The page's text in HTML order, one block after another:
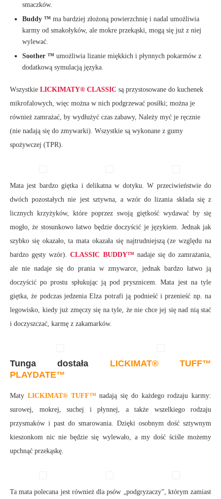
smaczków.
Buddy ™ ma bardziej złożoną powierzchnię i nadal umożliwia
karmy od smakołyków, ale mokre przekąski, mogą się już z niej
wylewać.
Soother ™ umożliwia lizanie miękkich i płynnych pokarmów z
dodatkową symulacją języka.
Wszystkie LICKIMATY® CLASSIC są przystosowane do kuchenek
mikrofalowych, więc można w nich podgrzewać posiłki; można je
również zamrażać, by wydłużyć czas zabawy, Należy myć je ręcznie
(nie nadają się do zmywarki). Wszystkie są wykonane z gumy
spożywczej (TPR).
Mata jest bardzo giętka i delikatna w dotyku. W przeciwieństwie do
dwóch pozostałych nie jest sztywna, a wzór do lizania składa się z
licznych krzyżyków, które poprzez swoją giętkość wydawać by się
mogło, że stosunkowo łatwo będzie doczyścić je językiem. Jednak jak
szybko się okazało, ta mata okazała się najtrudniejszą (ze względu na
bardzo gęsty wzór).CLASSIC BUDDY™nadaje się do zamrażania,
ale nie nadaje się do prania w zmywarce, jednak bardzo łatwo ją
doczyścić po prostu spłukując ją pod prysznicem. Mata jest na tyle
giętka, że podczas jedzenia Elza potrafi ją podnieść i przenieść np. na
legowisko, kiedy już zmęczy się na tyle, że nie chce jej się nad nią stać
i doczyszczać, karmę z zakamarków.
Tunga dostała LICKIMAT® TUFF™
PLAYDATE™
Maty LICKIMAT® TUFF™nadają się do każdego rodzaju karmy:
surowej, mokrej, suchej i płynnej, a także wszelkiego rodzaju
przysmaków i past do smarowania. Dzięki osobnym dość sztywnym
kieszonkom nic nie będzie się wylewało, a my dość ściśle możemy
upchnąć przekąskę.
Ta mata polecana jest również dla psów „podgryzaczy”, którym zamiast